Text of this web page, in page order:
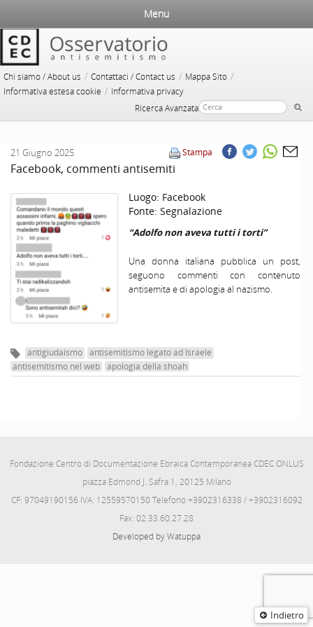
Chi siamo / About us / Contattaci / Contact us / Mappa Sito /
Informativa estesa cookie / Informativa privacy
Ricerca Avanzata
Menu
Indietro
Stampa
21 Giugno 2025
Facebook, commenti antisemiti
Luogo: Facebook
Fonte: Segnalazione
“Adolfo non aveva tutti i torti”
Una donna italiana pubblica un post,
seguono commenti con contenuto
antisemita e di apologia al nazismo.
antigiudaismo
antisemitismo legato ad Israele
antisemitismo nel web
apologia della shoah
Fondazione Centro di Documentazione Ebraica Contemporanea CDEC ONLUS
piazza Edmond J. Safra 1, 20125 Milano
CF: 97049190156 IVA: 12559570150 Telefono +3902316338 / +3902316092
Fax: 02.33.60.27.28
Developed by Watuppa